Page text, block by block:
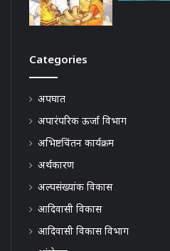
Categories
अपघात
अपारंपरिक ऊर्जा विभाग
अभिष्टचिंतन कार्यक्रम
अर्थकारण
अल्पसंख्यांक विकास
आदिवासी विकास
आदिवासी विकास विभाग